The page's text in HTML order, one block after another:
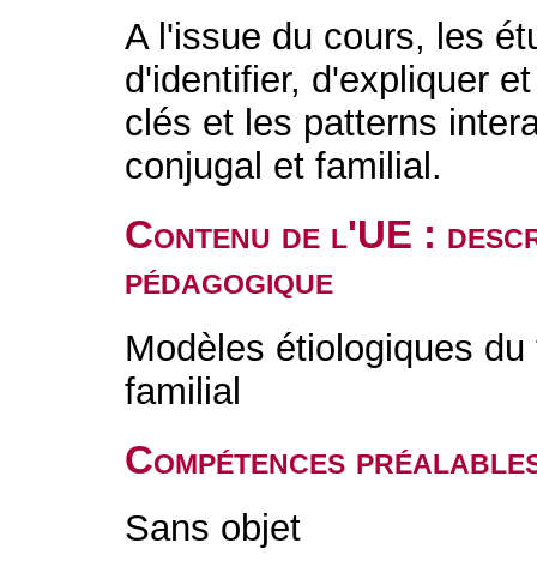
A l'issue du cours, les
d'identifier, d'expliquer
clés et les patterns
conjugal et familial.
Contenu de l'UE :
pédagogique
Modèles étiologiques
familial
Compétences
Sans objet